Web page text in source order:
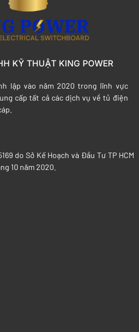
KỸ THUẬT KING POWER
lập vào năm 2020 trong lĩnh vực
cấp tất cả các dịch vụ về tủ điện
do Sở Kế Hoạch và Đầu Tư TP HCM
10 năm 2020.